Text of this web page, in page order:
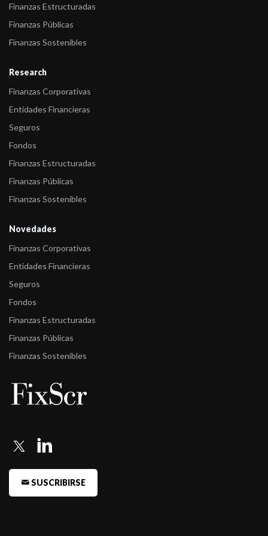
Finanzas Estructuradas
Finanzas Públicas
Finanzas Sostenibles
Research
Finanzas Corporativas
Entidades Financieras
Seguros
Fondos
Finanzas Estructuradas
Finanzas Públicas
Finanzas Sostenibles
Novedades
Finanzas Corporativas
Entidades Financieras
Seguros
Fondos
Finanzas Estructuradas
Finanzas Públicas
Finanzas Sostenibles
SUSCRIBIRSE